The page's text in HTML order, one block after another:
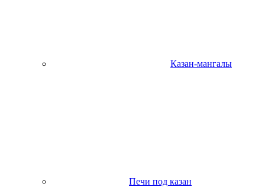
Казан-мангалы
Печи под казан